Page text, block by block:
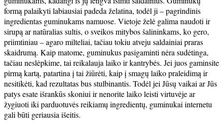
formą palaikyti labiausiai padeda želatina, todėl ji – pagrindinis
ingredientas guminukams namuose. Vietoje želė galima naudoti ir
sirupą ar natūralias sultis, o sveikos mitybos šalininkams, ko gero,
priimtiniau – agaro milteliai, tačiau tokiu atveju saldainiai praras
skaidrumą. Kaip matome, guminukus pasigaminti nėra sudėtinga,
tačiau neslėpkime, tai reikalauja laiko ir kantrybės. Jei juos gaminsite
pirmą kartą, patartina į tai žiūrėti, kaip į smagų laiko praleidimą ir
nesitikėti, kad rezultatas bus stulbinantis. Todėl jei Jūsų vaikai ar Jūs
patys esate išrankūs skoniui ir nenorite laiko leisti virtuvėje ar
žygiuoti iki parduotuvės reikiamų ingredientų, guminukai internetu
gali būti geriausia išeitis.